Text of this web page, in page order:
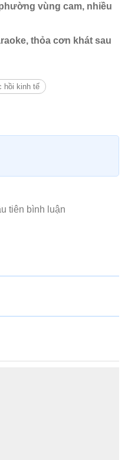
vùng cam, nhiều
thỏa cơn khát sau
hồi kinh tế